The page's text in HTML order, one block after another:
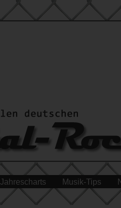
Jahrescharts Musik-Tips